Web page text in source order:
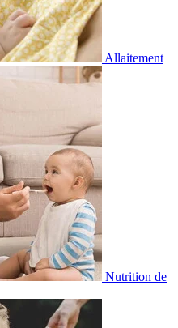
Allaitement
Nutrition de